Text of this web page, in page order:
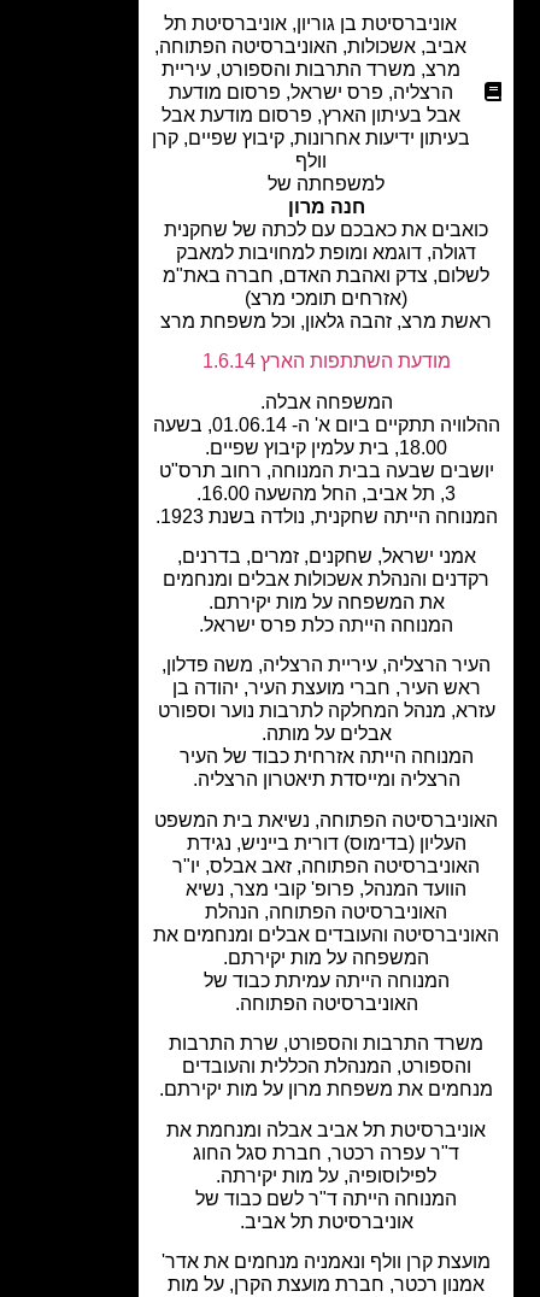
אוניברסיטת בן גוריון ,אוניברסיטת תל
אשכולות,האוניברסיטה הפתוחה,
משרד התרבות והספורט,עיריית
הרצליה
,פרס ישראל, פרסום מודעת
אבל בעיתון הארץ,פרסום מודעת אבל
בעיתון ידיעות אחרונות,קיבוץ שפיים, קרן
למשפחתה של
חנה מרון
את כאבכם עם לכתה של שחקנית
דגולה, דוגמא ומופת למחויבות למאבק
צדק ואהבת האדם, חברה באת"מ
(אזרחים תומכי מרצ)
מרצ, זהבה גלאון, וכל משפחת מרצ
מודעת השתתפות הארץ 1.6.14
המשפחה אבלה.
ההלוויה תתקיים ביום א' ה- 01.06.14, בשעה
שבעה בבית המנוחה, רחוב תרס"ט
הייתה שחקנית, נולדה בשנת 1923.
אמני ישראל, שחקנים, זמרים, בדרנים,
והנהלת אשכולות אבלים ומנחמים
את המשפחה על מות יקירתם.
המנוחה הייתה כלת פרס ישראל.
הרצליה, עיריית הרצליה, משה פדלון,
העיר, חברי מועצת העיר, יהודה בן
מנהל המחלקה לתרבות נוער וספורט
אבלים על מותה.
המנוחה הייתה אזרחית כבוד של העיר
הרצליה ומייסדת תיאטרון הרצליה.
הפתוחה, נשיאת בית המשפט
העליון (בדימוס) דורית בייניש, נגידת
הפתוחה, זאב אבלס, יו"ר
הוועד המנהל, פרופ' קובי מצר, נשיא
האוניברסיטה הפתוחה, הנהלת
והעובדים אבלים ומנחמים את
המשפחה על מות יקירתם.
המנוחה הייתה עמיתת כבוד של
האוניברסיטה הפתוחה.
התרבות והספורט, שרת התרבות
והספורט, המנהלת הכללית והעובדים
את משפחת מרון על מות יקירתם.
תל אביב אבלה ומנחמת את
ד"ר עפרה רכטר, חברת סגל החוג
לפילוסופיה, על מות יקירתה.
המנוחה הייתה ד"ר לשם כבוד של
אוניברסיטת תל אביב.
קרן וולף ונאמניה מנחמים את אדר'
רכטר, חברת מועצת הקרן, על מות